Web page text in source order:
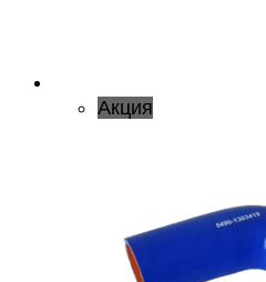
Акция